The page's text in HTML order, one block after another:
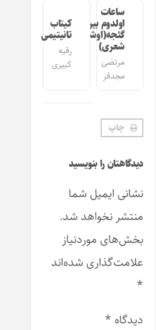
ساعات
اولدوم بیر
گئجه(اوشاق
شعری)
مرتضی
مجدفر
کیتاب
تانیتیمی
رقیه
کبیری
چاپ
دیدگاهتان را بنویسید
نشانی ایمیل شما
منتشر نخواهد شد.
بخش‌های موردنیاز
علامت‌گذاری شده‌اند
دیدگاه*